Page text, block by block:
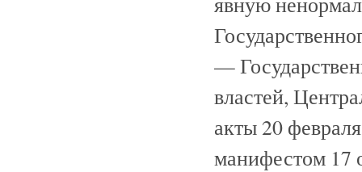
—
властей,
акты 20
манифестом 17